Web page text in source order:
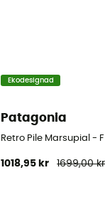
Ekodesignad
Patagonia
Retro Pile Marsupial -
1018,95 kr 1699,00 kr